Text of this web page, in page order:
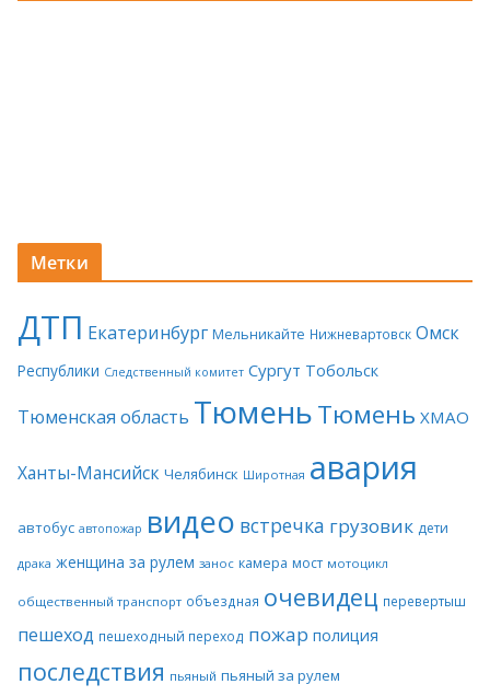
Метки
ДТП Екатеринбург Мельникайте Нижневартовск Омск
Республики Следственный комитет Сургут Тобольск
Тюменская область ТюменьТюмень ХМАО
Ханты-Мансийск Челябинск Широтная авария
автобус автопожар видео встречка грузовик дети
драка женщина за рулем занос камера мост мотоцикл
общественный транспорт объездная очевидец перевертыш
пешеход пешеходный переход пожар полиция
последствия пьяный пьяный за рулем